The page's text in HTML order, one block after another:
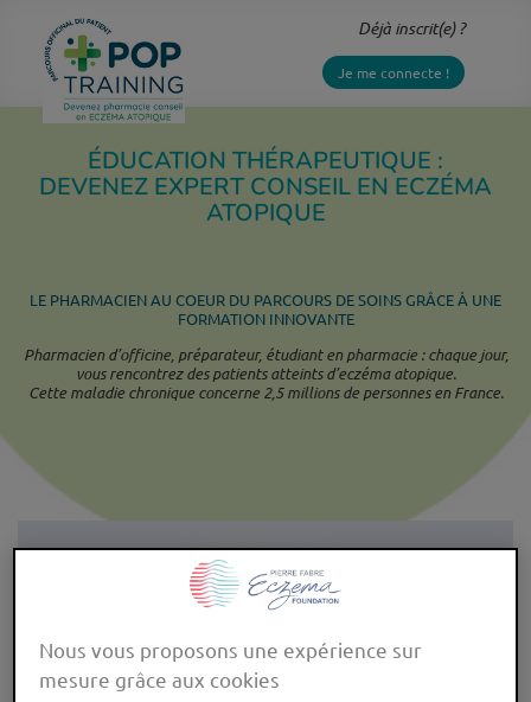
contenu
principal
Déjà inscrit(e) ?
Je me connecte !
ÉDUCATION THÉRAPEUTIQUE :
DEVENEZ EXPERT CONSEIL EN ECZÉMA
ATOPIQUE
LE PHARMACIEN AU COEUR DU PARCOURS DE SOINS GRÂCE À UNE
FORMATION INNOVANTE
Pharmacien d’officine, préparateur, étudiant en pharmacie : chaque jour,
vous rencontrez des patients atteints d’eczéma atopique.
Cette maladie chronique concerne 2,5 millions de personnes en France.
Nous vous proposons une expérience sur
mesure grâce aux cookies